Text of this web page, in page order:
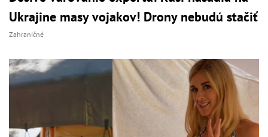
Ukrajine masy vojakov! Drony nebudú stačiť
Zahraničné